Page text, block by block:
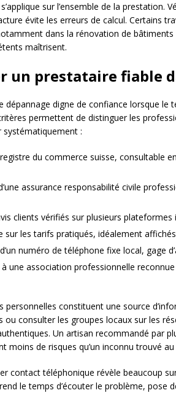
sur l’ensemble de la prestation.
évite les erreurs de calcul. Certains
dans la rénovation de bâtiments
maîtrisent.
un prestataire fiable
dépannage digne de confiance lorsque le
permettent de distinguer les
systématiquement :
registre du commerce suisse, consultable
assurance responsabilité civile
clients vérifiés sur plusieurs plateformes
sur les tarifs pratiqués, idéalement
numéro de téléphone fixe local, gage
à une association professionnelle
personnelles constituent une source
ou consulter les groupes locaux sur les
Un artisan recommandé par
moins de risques qu’un inconnu trouvé
contact téléphonique révèle beaucoup
le temps d’écouter le problème, pose